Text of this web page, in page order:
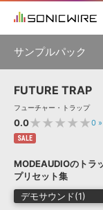
ソフト音源 »
プラグイン・エ
サンプルパック
特集 »
製品サポート情
初音ミク NT 鏡
KAITO V3
VIENNA
EZ
ELECTRONICA
サンプルパック
製品一覧
メーカー
FUTURE TRAP
フューチャー・トラップ
0.0★★★★★0 »
SALE
MODEAUDIOのトラ
プリセット集
デモサウンド(1)